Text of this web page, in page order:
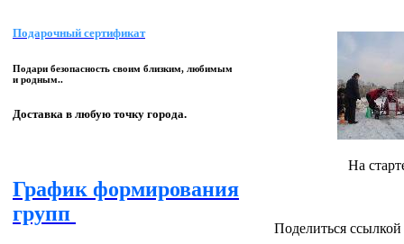
Подарочный сертификат
Подари безопасность своим близким, любимым
и родным..
Доставка в любую точку города.
График формирования
групп
На
Поделиться ссылкой